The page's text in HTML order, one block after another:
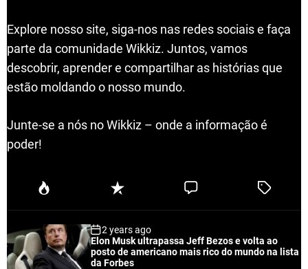
Explore nosso site, siga-nos nas redes sociais e faça
parte da comunidade Wikkiz. Juntos, vamos
descobrir, aprender e compartilhar as histórias que
estão moldando o nosso mundo.
Junte-se a nós no Wikkiz – onde a informação é
poder!
P
u
a
R
e
n
t
C
e
T
e
2 years ago
Elon Musk ultrapassa Jeff Bezos e volta ao
posto de americano mais rico do mundo na lista
da Forbes